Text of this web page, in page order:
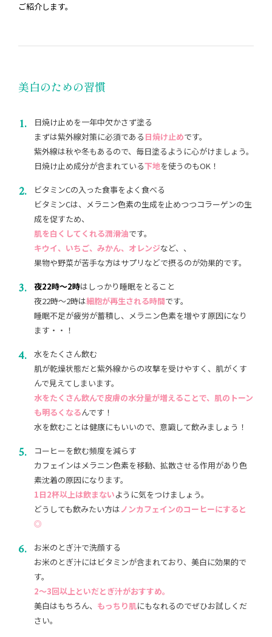
ご紹介します。
美白のための習慣
日焼け止めを一年中欠かさず塗る
まずは紫外線対策に必須である 日焼け止めです。
紫外線は秋や冬もあるので、毎日塗るように心がけましょう。
日焼け止め成分が含まれている下地を使うのもOK！
ビタミンCの入った食事をよく食べる
ビタミンCは、メラニン色素の生成を止めつつコラーゲンの生
成を促すため、
肌を白くしてくれる潤滑油です。
キウイ、いちご、みかん、オレンジなど、、
果物や野菜が苦手な方はサプリなどで摂るのが効果的です。
夜22時〜2時はしっかり睡眠をとること
夜22時〜2時は細胞が再生される時間です。
睡眠不足が疲労が蓄積し、メラニン色素を増やす原因になり
ます・・！
水をたくさん飲む
肌が乾燥状態だと紫外線からの攻撃を受けやすく、肌がくす
んで見えてしまいます。
水をたくさん飲んで皮膚の水分量が増えることで、肌のトーン
も明るくなるんです！
水を飲むことは健康にもいいので、意識して飲みましょう！
コーヒーを飲む頻度を減らす
カフェインはメラニン色素を移動、拡散させる作用があり色
素沈着の原因になります。
1日2杯以上は飲まないように気をつけましょう。
どうしても飲みたい方はノンカフェインのコーヒーにすると
◎
お米のとぎ汁で洗顔する
お米のとぎ汁にはビタミンが含まれており、美白に効果的で
す。
2〜3回以上といだとぎ汁がおすすめ。
美白はもちろん、 もっちり肌にもなれるのでぜひお試しくだ
さい。